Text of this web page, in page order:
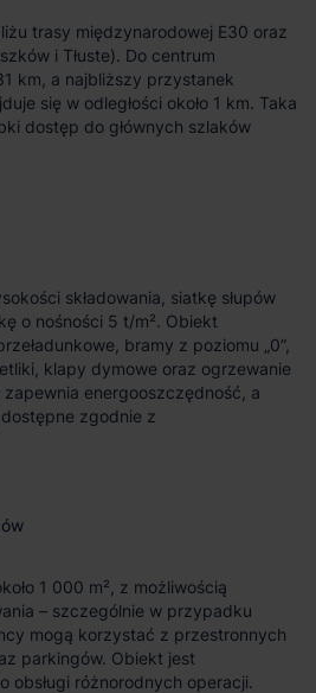
trasy międzynarodowej E30 oraz
i Tłuste). Do centrum
km, a najbliższy przystanek
się w odległości około 1 km. Taka
dostęp do głównych szlaków
składowania, siatkę słupów
o nośności 5 t/m². Obiekt
bramy z poziomu „0”,
klapy dymowe oraz ogrzewanie
zapewnia energooszczędność, a
zgodnie z
1 000 m², z możliwością
– szczególnie w przypadku
mogą korzystać z przestronnych
parkingów. Obiekt jest
obsługi różnorodnych operacji.